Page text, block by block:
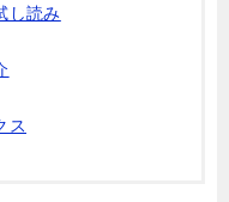
し読み
ス